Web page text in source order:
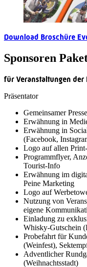
Download Broschüre
Sponsoren
für Veranstaltungen der
Präsentator
Gemeinsamer
Erwähnung in
Erwähnung in
(Facebook,
Logo auf allen
Programmflyer,
Tourist-Info
Erwähnung im
Peine Marketing
Logo auf
Nutzung von
eigene
Einladung zu
Whisky-Gutschein
Probefahrt für
(Weinfest),
Adventlicher
(Weihnachtsstadt)